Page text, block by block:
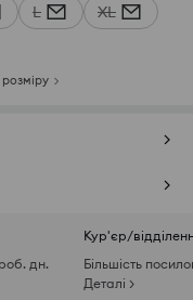
L
XL
дн.
Кур'єр/
Більшість
Деталі >